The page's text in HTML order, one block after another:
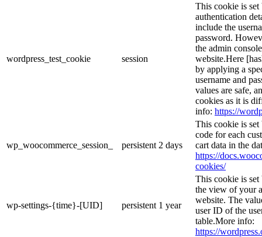
wordpress_test_cookie session
This cookie is set
authentication
include the
password.
the admin
website.Here
by applying a
username and
values are safe,
cookies as it is
info: https://
wp_woocommerce_session_ persistent 2 days
This cookie is
code for each
cart data in the
https://
cookies/
wp-settings-{time}-[UID] persistent 1 year
This cookie is set
the view of your
website. The
user ID of the
table.More info:
https://